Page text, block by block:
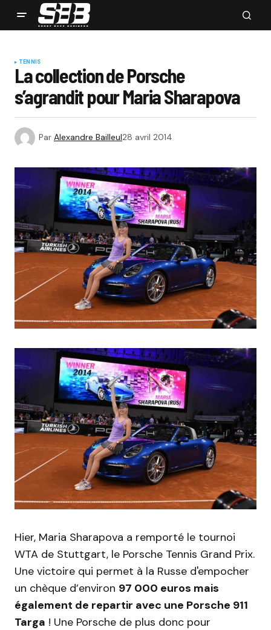
TENNIS
La collection de Porsche
s’agrandit pour Maria Sharapova
Par Alexandre Bailleul28 avril 2014
Hier, Maria Sharapova a remporté le tournoi
WTA de Stuttgart, le Porsche Tennis Grand Prix.
Une victoire qui permet à la Russe d'empocher
un chèque d’environ 97 000 euros mais
également de repartir avec une Porsche 911
Targa ! Une Porsche de plus donc pour